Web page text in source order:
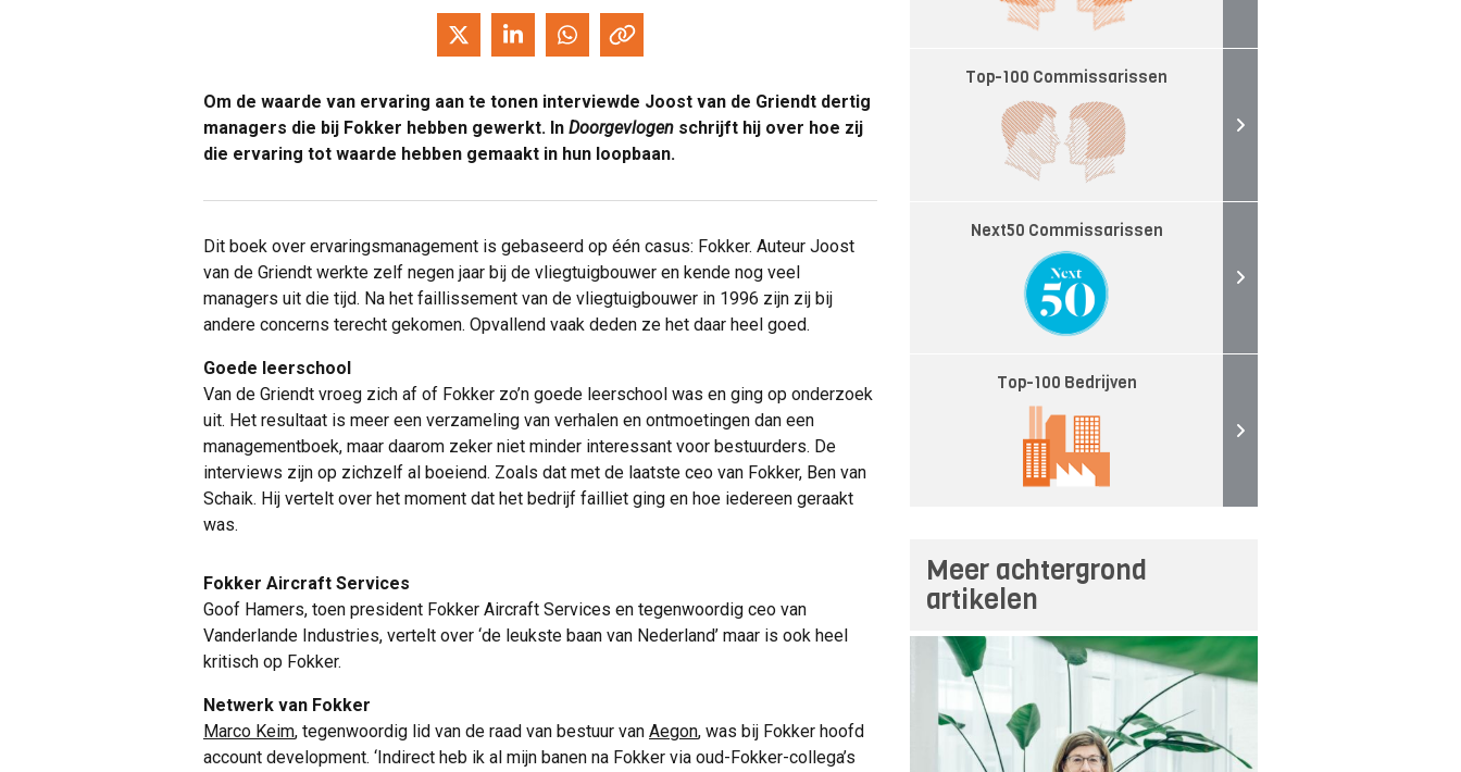
Om de waarde van ervaring aan te tonen interviewde Joost van de Griendt dertig
managers die bij Fokker hebben gewerkt. In Doorgevlogen schrijft hij over hoe zij
die ervaring tot waarde hebben gemaakt in hun loopbaan.
Dit boek over ervaringsmanagement is gebaseerd op één casus: Fokker. Auteur Joost
van de Griendt werkte zelf negen jaar bij de vliegtuigbouwer en kende nog veel
managers uit die tijd. Na het faillissement van de vliegtuigbouwer in 1996 zijn zij bij
andere concerns terecht gekomen. Opvallend vaak deden ze het daar heel goed.
Goede leerschool
Van de Griendt vroeg zich af of Fokker zo’n goede leerschool was en ging op onderzoek
uit. Het resultaat is meer een verzameling van verhalen en ontmoetingen dan een
managementboek, maar daarom zeker niet minder interessant voor bestuurders. De
interviews zijn op zichzelf al boeiend. Zoals dat met de laatste ceo van Fokker, Ben van
Schaik. Hij vertelt over het moment dat het bedrijf failliet ging en hoe iedereen geraakt
was.
Fokker Aircraft Services
Goof Hamers, toen president Fokker Aircraft Services en tegenwoordig ceo van
Vanderlande Industries, vertelt over ‘de leukste baan van Nederland’ maar is ook heel
kritisch op Fokker.
Netwerk van Fokker
Marco Keim, tegenwoordig lid van de raad van bestuur van Aegon, was bij Fokker hoofd
account development. ‘Indirect heb ik al mijn banen na Fokker via oud-Fokker-collega’s
Top-100 Commissarissen
Next50 Commissarissen
Top-100 Bedrijven
Meer achtergrond
artikelen